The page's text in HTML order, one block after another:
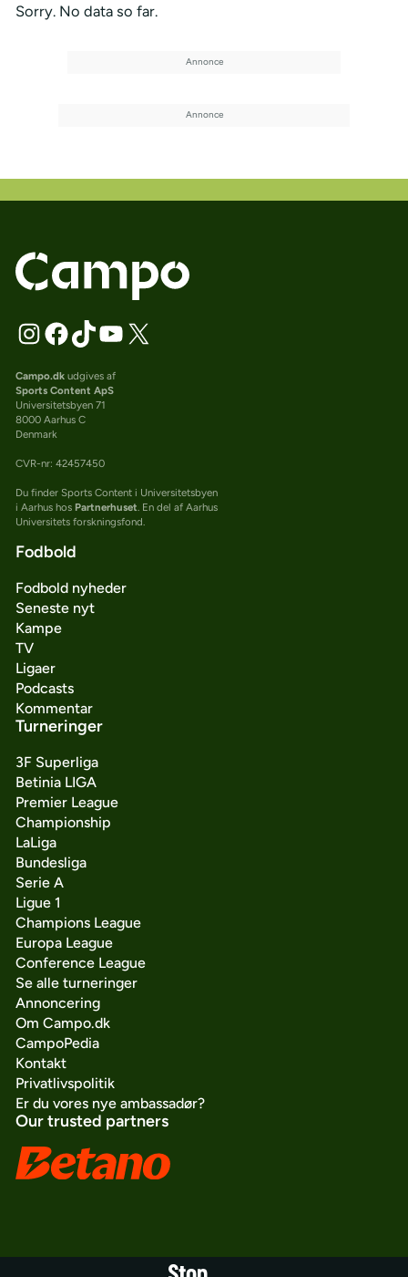
Sorry. No data so far.
Campo.dkudgives af
Sports Content ApS
Universitetsbyen 71
8000 Aarhus C
Denmark
CVR-nr: 42457450
Du finder Sports Content i Universitetsbyen
i Aarhus hos Partnerhuset . En del af Aarhus
Universitets forskningsfond.
Fodbold
Fodbold nyheder
Seneste nyt
Kampe
TV
Ligaer
Podcasts
Kommentar
Turneringer
3F Superliga
Betinia LIGA
Premier League
Championship
LaLiga
Bundesliga
Serie A
Ligue 1
Champions League
Europa League
Conference League
Se alle turneringer
Annoncering
Om Campo.dk
CampoPedia
Kontakt
Privatlivspolitik
Er du vores nye ambassadør?
Our trusted partners